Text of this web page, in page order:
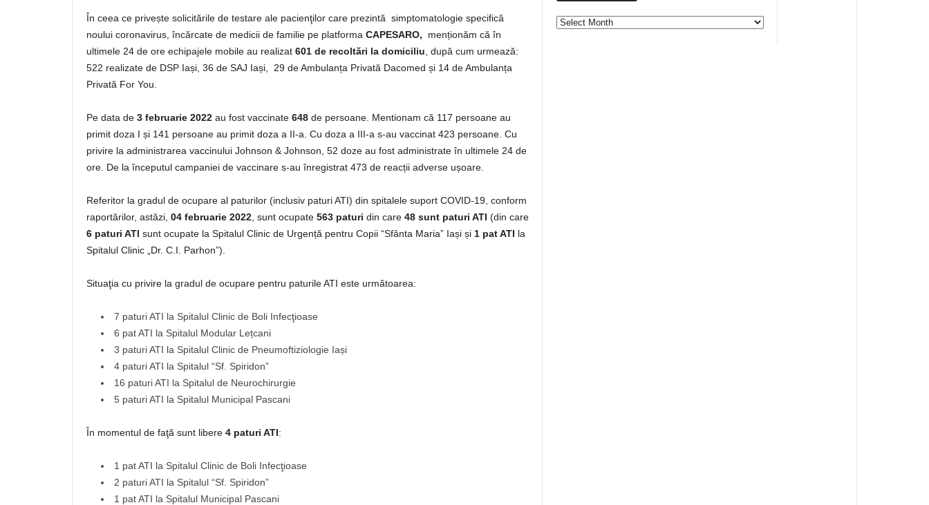
În ceea ce privește solicitările de testare ale pacienţilor care prezintă simptomatologie specifică
noului coronavirus, încărcate de medicii de familie pe platforma CAPESARO, menționăm că în
ultimele 24 de ore echipajele mobile au realizat 601 de recoltări la domiciliu , după cum urmează:
522 realizate de DSP Iași, 36 de SAJ Iași, 29 de Ambulanța Privată Dacomed și 14 de Ambulanța
Privată For You.
Pe data de 3 februarie 2022 au fost vaccinate 648 de persoane. Mentionam că 117 persoane au
primit doza I și 141 persoane au primit doza a II-a. Cu doza a III-a s-au vaccinat 423 persoane. Cu
privire la administrarea vaccinului Johnson & Johnson, 52 doze au fost administrate în ultimele 24 de
ore. De la începutul campaniei de vaccinare s-au înregistrat 473 de reacții adverse ușoare.
Referitor la gradul de ocupare al paturilor (inclusiv paturi ATI) din spitalele suport COVID-19, conform
raportărilor, astăzi, 04 februarie 2022 , sunt ocupate 563 paturi din care 48 sunt paturi ATI (din care
6 paturi ATI sunt ocupate la Spitalul Clinic de Urgență pentru Copii “Sfânta Maria” Iași și 1 pat ATI la
Spitalul Clinic „Dr. C.I. Parhon”).
Situaţia cu privire la gradul de ocupare pentru paturile ATI este următoarea:
7 paturi ATI la Spitalul Clinic de Boli Infecţioase
6 pat ATI la Spitalul Modular Lețcani
3 paturi ATI la Spitalul Clinic de Pneumoftiziologie Iași
4 paturi ATI la Spitalul “Sf. Spiridon”
16 paturi ATI la Spitalul de Neurochirurgie
5 paturi ATI la Spitalul Municipal Pascani
În momentul de faţă sunt libere 4 paturi ATI:
1 pat ATI la Spitalul Clinic de Boli Infecţioase
2 paturi ATI la Spitalul “Sf. Spiridon”
1 pat ATI la Spitalul Municipal Pascani